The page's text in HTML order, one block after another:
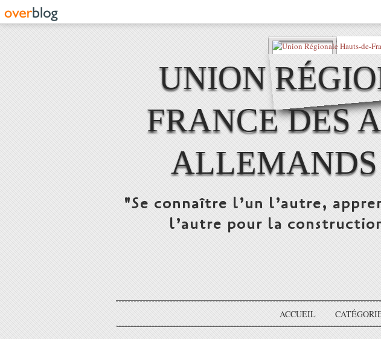
UNION
FRANCE DES
ALLEMANDS
"Se connaître l’un l’autre,
l’autre pour la
ACCUEIL